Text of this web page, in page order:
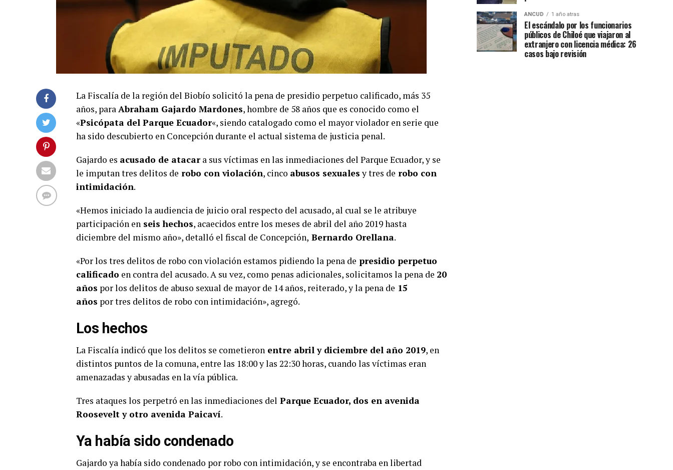
La Fiscalía de la región del Biobío solicitó la pena de presidio perpetuo calificado, más 35
años, paraAbraham Gajardo Mardones, hombre de 58 años que es conocido como el
«Psicópata del Parque Ecuador«, siendo catalogado como el mayor violador en serie que
ha sido descubierto en Concepción durante el actual sistema de justicia penal.
Gajardo es acusado de atacara sus víctimas en las inmediaciones del Parque Ecuador, y se
le imputan tres delitos de robo con violación, cinco abusos sexualesy tres de robo con
intimidación.
«Hemos iniciado la audiencia de juicio oral respecto del acusado, al cual se le atribuye
participación en seis hechos, acaecidos entre los meses de abril del año 2019 hasta
diciembre del mismo año», detalló el fiscal de Concepción, Bernardo Orellana.
«Por los tres delitos de robo con violación estamos pidiendo la pena de presidio perpetuo
calificado en contra del acusado. A su vez, como penas adicionales, solicitamos la pena de 20
años por los delitos de abuso sexual de mayor de 14 años, reiterado, y la pena de 15
años por tres delitos de robo con intimidación», agregó.
Los hechos
La Fiscalía indicó que los delitos se cometieron entre abril y diciembre del año 2019, en
distintos puntos de la comuna, entre las 18:00 y las 22:30 horas, cuando las víctimas eran
amenazadas y abusadas en la vía pública.
Tres ataques los perpetró en las inmediaciones del Parque Ecuador, dos en avenida
Roosevelt y otro avenida Paicaví.
Ya había sido condenado
Gajardo ya había sido condenado por robo con intimidación, y se encontraba en libertad
ANCUD 1 año atras
El escándalo por los funcionarios
públicos de Chiloé que viajaron al
extranjero con licencia médica: 26
casos bajo revisión